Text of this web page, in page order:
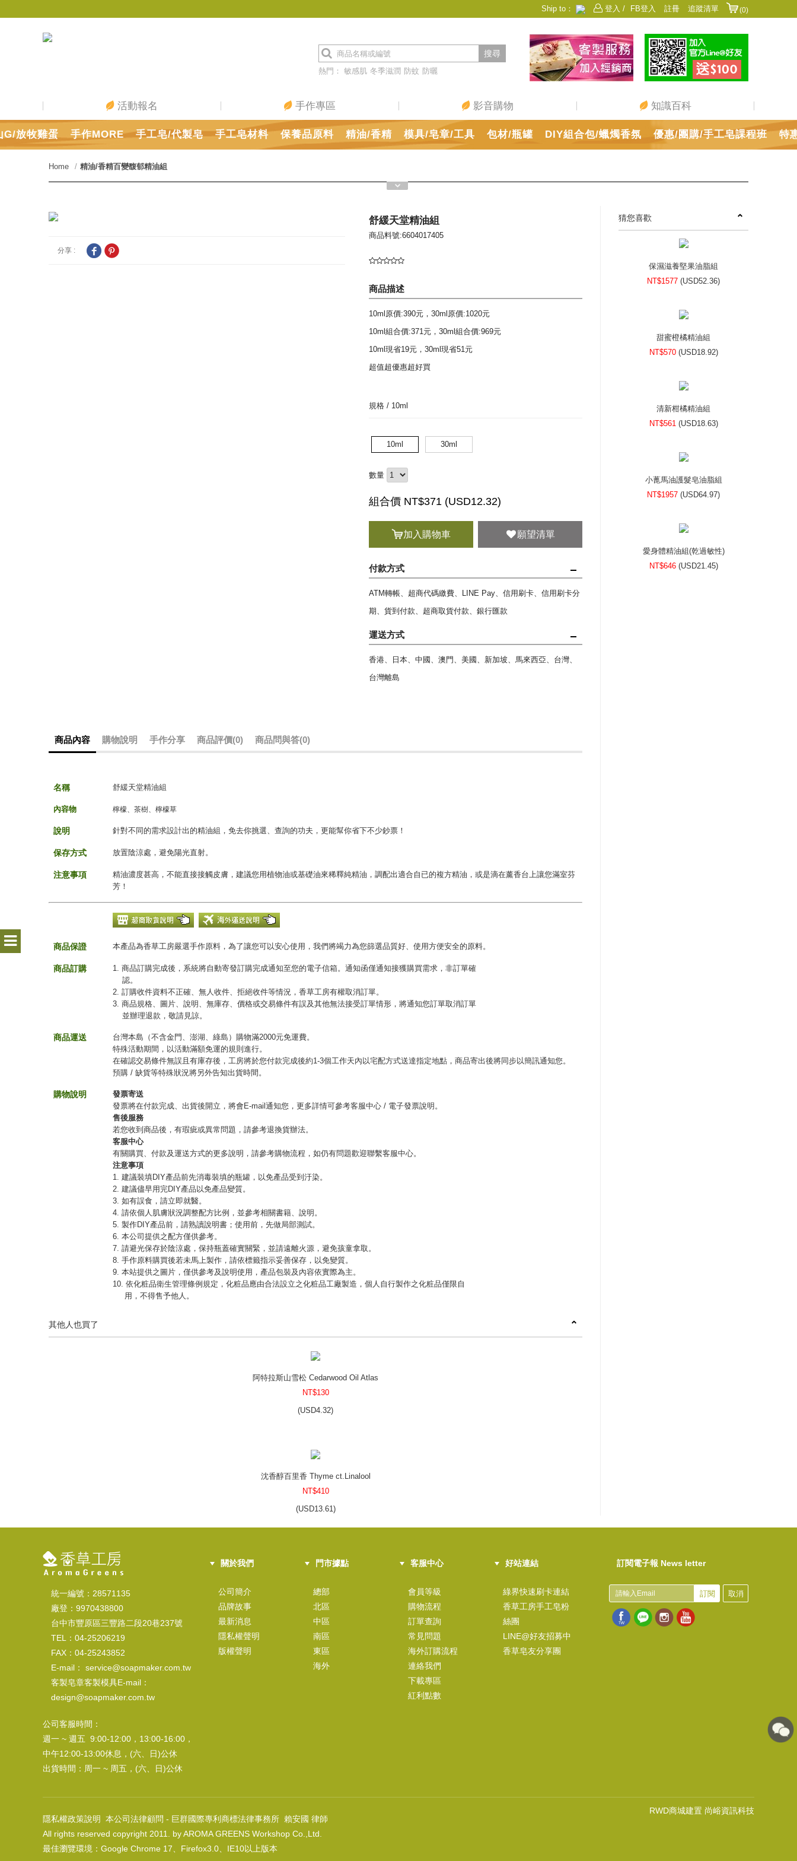
登入 / FB登入 註冊 追蹤清單
Ship to：
香港 日本 中國
澳門 美國 新加坡
熱門： 敏感肌 冬季滋潤 防蚊 防曬
搜尋
G/放牧雞蛋 手作MORE 手工皂/代製皂 手工皂材料 保養品原料 精油/香精 模具/皂章/工具 包材/瓶罐 DIY組合包/蠟燭香氛 優惠/團購/手工皂課程班 特
(0)
活動報名 手作專區 影音購物 知識百科
Home 精油/香精百變馥郁精油組
分享 :
舒緩天堂精油組
商品料號:6604017405
商品描述
10ml原價:390元，30ml原價:1020元
10ml組合價:371元，30ml組合價:969元
10ml現省19元，30ml現省51元
超值超優惠超好買
規格 / 10ml
10ml 30ml
數量
組合價 NT$371 (USD12.32)
加入購物車 願望清單
付款方式
ATM轉帳、超商代碼繳費、LINE Pay、信用刷卡、信用刷卡分
期、貨到付款、超商取貨付款、銀行匯款
運送方式
香港、日本、中國、澳門、美國、新加坡、馬來西亞、台灣、
台灣離島
商品內容 購物說明 手作分享 商品評價(0) 商品問與答(0)
名稱 舒緩天堂精油組
內容物 檸檬、茶樹、檸檬草
說明 針對不同的需求設計出的精油組，免去你挑選、查詢的功夫，更能幫你省下不少鈔票！
保存方式 放置陰涼處，避免陽光直射。
注意事項
精油濃度甚高，不能直接接觸皮膚，建議您用植物油或基礎油來稀釋純精油，調配出適合自已的複方精油，或是滴在薰香台上讓您滿室芬
芳！
商品保證 本產品為香草工房嚴選手作原料，為了讓您可以安心使用，我們將竭力為您篩選品質好、使用方便安全的原料。
商品訂購
1. 商品訂購完成後，系統將自動寄發訂購完成通知至您的電子信箱。通知函僅通知接獲購買需求，非訂單確
認。
2. 訂購收件資料不正確、無人收件、拒絕收件等情況，香草工房有權取消訂單。
3. 商品規格、圖片、說明、無庫存、價格或交易條件有誤及其他無法接受訂單情形，將通知您訂單取消訂單
並辦理退款，敬請見諒。
商品運送
台灣本島（不含金門、澎湖、綠島）購物滿2000元免運費。
特殊活動期間，以活動滿額免運的規則進行。
在確認交易條件無誤且有庫存後，工房將於您付款完成後約1-3個工作天內以宅配方式送達指定地點，商品寄出後將同步以簡訊通知您。
預購 / 缺貨等特殊狀況將另外告知出貨時間。
購物說明
發票寄送
發票將在付款完成、出貨後開立，將會E-mail通知您，更多詳情可參考客服中心 / 電子發票說明。
售後服務
若您收到商品後，有瑕疵或異常問題，請參考退換貨辦法。
客服中心
有關購買、付款及運送方式的更多說明，請參考購物流程，如仍有問題歡迎聯繫客服中心。
注意事項
1. 建議裝填DIY產品前先消毒裝填的瓶罐，以免產品受到汙染。
2. 建議儘早用完DIY產品以免產品變質。
3. 如有誤食，請立即就醫。
4. 請依個人肌膚狀況調整配方比例，並參考相關書籍、說明。
5. 製作DIY產品前，請熟讀說明書；使用前，先做局部測試。
6. 本公司提供之配方僅供參考。
7. 請避光保存於陰涼處，保持瓶蓋確實關緊，並請遠離火源，避免孩童拿取。
8. 手作原料購買後若未馬上製作，請依標籤指示妥善保存，以免變質。
9. 本站提供之圖片，僅供參考及說明使用，產品包裝及內容依實際為主。
10. 依化粧品衛生管理條例規定，化粧品應由合法設立之化粧品工廠製造，個人自行製作之化粧品僅限自
用，不得售予他人。
其他人也買了
阿特拉斯山雪松 Cedarwood Oil Atlas
NT$130
(USD4.32)
沈香醇百里香 Thyme ct.Linalool
NT$410
(USD13.61)
NT$190
USD 6.31)
猜您喜歡
保濕滋養堅果油脂組
NT$1577 (USD52.36)
甜蜜橙橘精油組
NT$570 (USD18.92)
清新柑橘精油組
NT$561 (USD18.63)
小蓖馬油護髮皂油脂組
NT$1957 (USD64.97)
愛身體精油組(乾過敏性)
NT$646 (USD21.45)
統一編號：28571135
廠登：9970438800
台中市豐原區三豐路二段20巷237號
TEL：04-25206219
FAX：04-25243852
E-mail： service@soapmaker.com.tw
客製皂章客製模具E-mail：
design@soapmaker.com.tw
公司客服時間：
週一 ~ 週五 9:00-12:00，13:00-16:00，
中午12:00-13:00休息，(六、日)公休
出貨時間：周一 ~ 周五，(六、日)公休
關於我們
公司簡介
品牌故事
最新消息
隱私權聲明
版權聲明
門市據點
總部
北區
中區
南區
東區
海外
客服中心
會員等級
購物流程
訂單查詢
常見問題
海外訂購流程
連絡我們
下載專區
紅利點數
好站連結
綠界快速刷卡連結
香草工房手工皂粉
絲團
LINE@好友招募中
香草皂友分享團
訂閱電子報 News letter
訂閱 取消
隱私權政策說明
本公司法律顧問 - 巨群國際專利商標法律事務所 賴安國 律師
All rights reserved copyright 2011. by AROMA GREENS Workshop Co.,Ltd.
最佳瀏覽環境：Google Chrome 17、Firefox3.0、IE10以上版本
RWD商城建置 尚峪資訊科技